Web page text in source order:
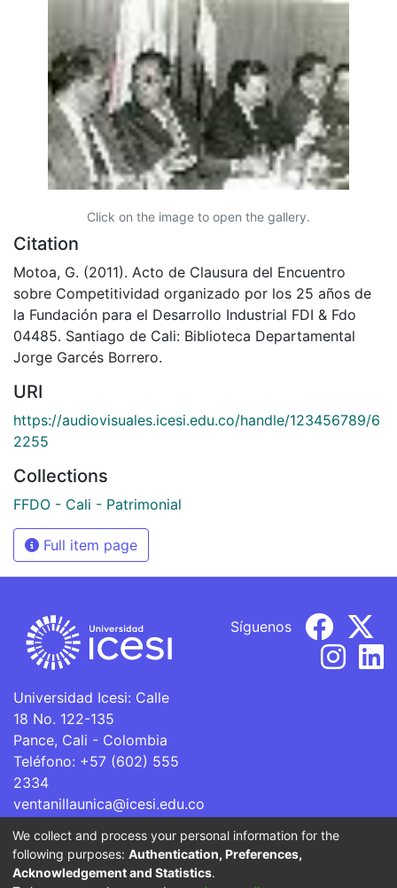
Click on the image to open the gallery.
Citation
Motoa, G. (2011). Acto de Clausura del Encuentro
sobre Competitividad organizado por los 25 años de
la Fundación para el Desarrollo Industrial FDI & Fdo
04485. Santiago de Cali: Biblioteca Departamental
Jorge Garcés Borrero.
URI
https://audiovisuales.icesi.edu.co/handle/123456789/6
2255
Collections
FFDO - Cali - Patrimonial
Full item page
Universidad Icesi: Calle
18 No. 122-135
Pance, Cali - Colombia
Teléfono: +57 (602) 555
2334
ventanillaunica@icesi.edu.co
Síguenos
La Universidad Icesi es una Institución de Educación
Superior que se encuentra sujeta a inspección y vigilancia
We collect and process your personal information for the
following purposes: Authentication, Preferences,
Acknowledgement and Statistics.